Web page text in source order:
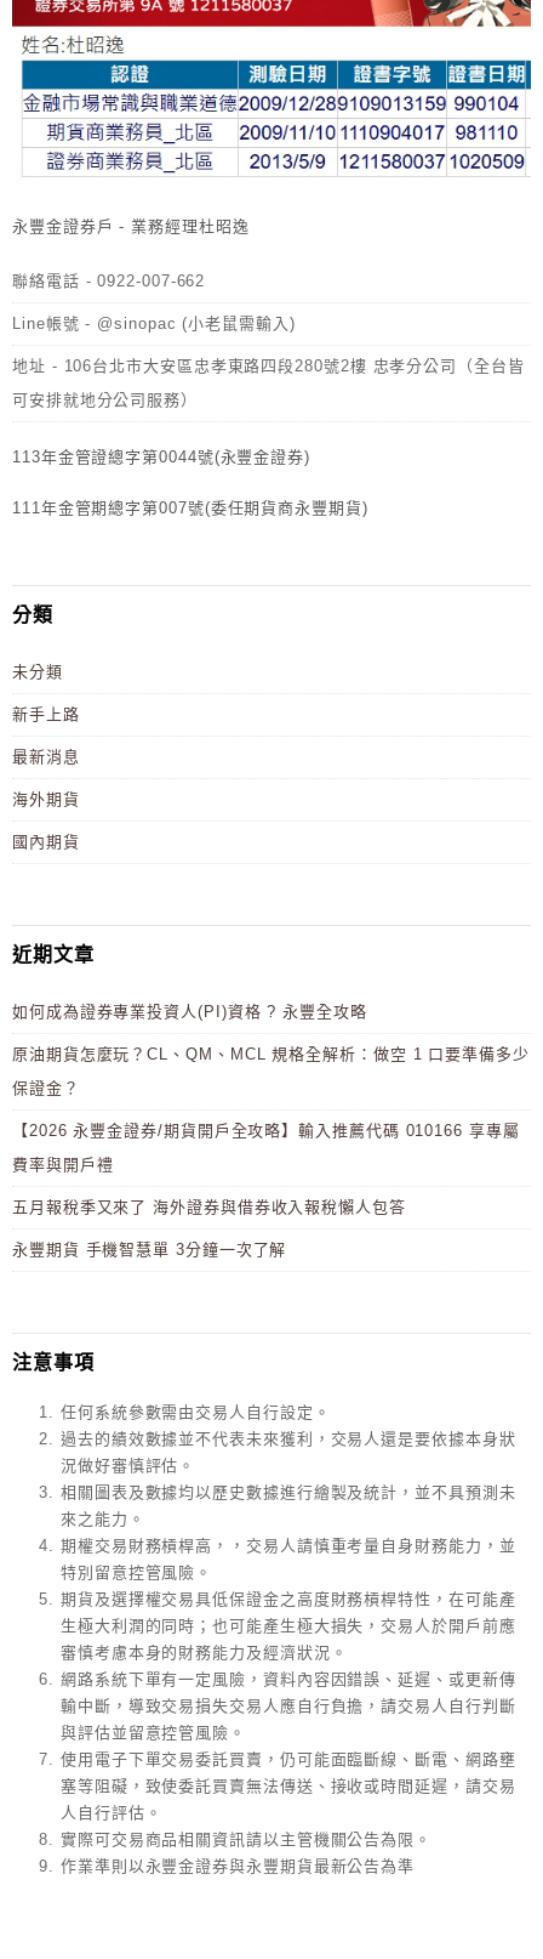
永豐金證券戶 - 業務經理杜昭逸
聯絡電話 - 0922-007-662
Line帳號 - @sinopac (小老鼠需輸入)
地址 - 106台北市大安區忠孝東路四段280號2樓 忠孝分公司（全台皆
可安排就地分公司服務）
113年金管證總字第0044號(永豐金證券)
111年金管期總字第007號(委任期貨商永豐期貨)
分類
未分類
新手上路
最新消息
海外期貨
國內期貨
近期文章
如何成為證券專業投資人(PI)資格 ? 永豐全攻略
原油期貨怎麼玩？CL、QM、MCL 規格全解析：做空 1 口要準備多少
保證金？
【2026 永豐金證券/期貨開戶全攻略】輸入推薦代碼 010166 享專屬
費率與開戶禮
五月報稅季又來了 海外證券與借券收入報稅懶人包答
永豐期貨 手機智慧單 3分鐘一次了解
注意事項
任何系統參數需由交易人自行設定。
過去的績效數據並不代表未來獲利，交易人還是要依據本身狀
況做好審慎評估。
相關圖表及數據均以歷史數據進行繪製及統計，並不具預測未
來之能力。
期權交易財務槓桿高，，交易人請慎重考量自身財務能力，並
特別留意控管風險。
期貨及選擇權交易具低保證金之高度財務槓桿特性，在可能產
生極大利潤的同時；也可能產生極大損失，交易人於開戶前應
審慎考慮本身的財務能力及經濟狀況。
網路系統下單有一定風險，資料內容因錯誤、延遲、或更新傳
輸中斷，導致交易損失交易人應自行負擔，請交易人自行判斷
與評估並留意控管風險。
使用電子下單交易委託買賣，仍可能面臨斷線、斷電、網路壅
塞等阻礙，致使委託買賣無法傳送、接收或時間延遲，請交易
人自行評估。
實際可交易商品相關資訊請以主管機關公告為限。
作業準則以永豐金證券與永豐期貨最新公告為準